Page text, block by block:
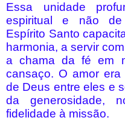
Essa unidade
espiritual e não de
Espírito Santo
harmonia, a servir
a chama da fé em
cansaço. O amor
de Deus entre eles e
da generosidade,
fidelidade à missão.